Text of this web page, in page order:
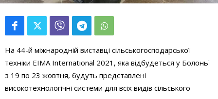
На 44-й міжнародній виставці сільськогосподарської
техніки EIMA International 2021, яка відбудеться у Болоньї
з 19 по 23 жовтня, будуть представлені
високотехнологічні системи для всіх видів сільського